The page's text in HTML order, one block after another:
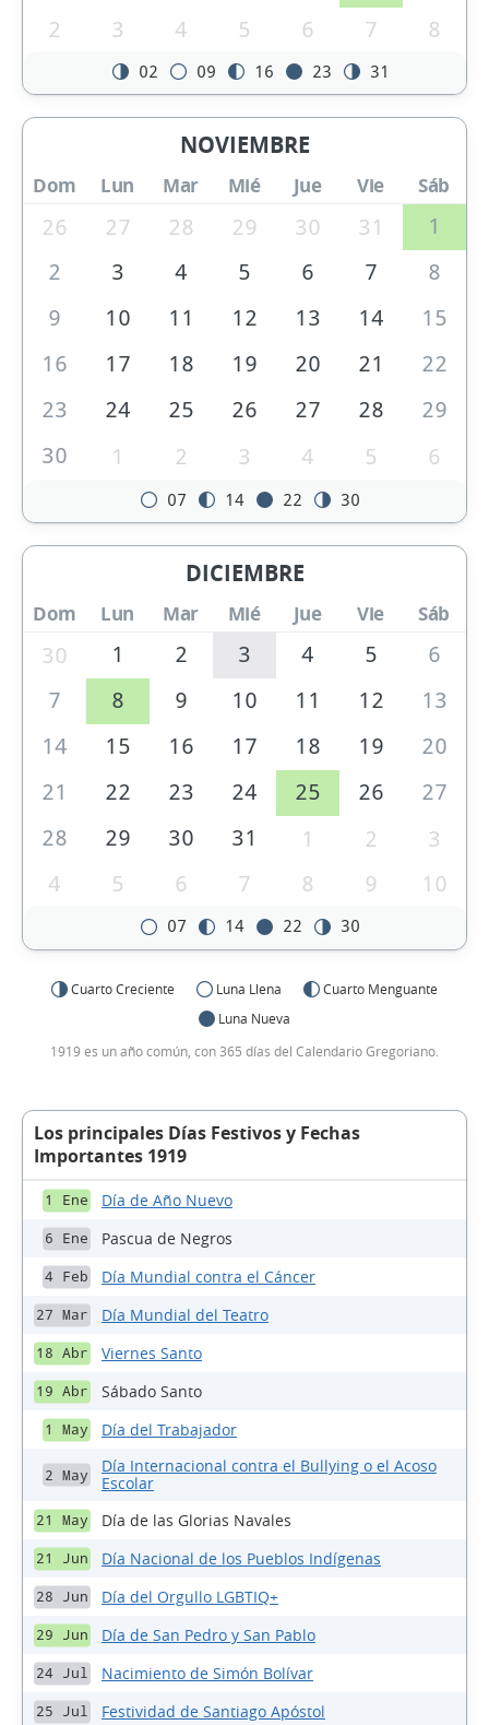
2
3 4 5 6 7 8
02 09 16 23 31
NOVIEMBRE
Dom Lun Mar Mié Jue Vie Sáb
26 27 28 29 30 31
1
2
3 4 5 6 7
8
9
10 11 12 13 14
15
16
17 18 19 20 21
22
23
24 25 26 27 28
29
30
1 2 3 4 5 6
07 14 22 30
DICIEMBRE
Dom Lun Mar Mié Jue Vie Sáb
30 1 2 3 4 5
6
7
8 9 10 11 12
13
14
15 16 17 18 19
20
21
22 23 24 25 26
27
28
29 30 31 1 2
3
4
5 6 7 8 9 10
07 14 22 30
Cuarto Creciente Luna Llena
Cuarto Menguante
Luna Nueva
1919 es un año común, con 365 días del Calendario Gregoriano.
Los principales Días Festivos y Fechas
Importantes 1919
1 Ene Día de Año Nuevo
6 Ene Pascua de Negros
4 Feb Día Mundial contra el Cáncer
27 Mar Día Mundial del Teatro
18 Abr Viernes Santo
19 Abr Sábado Santo
1 May Día del Trabajador
2 May
Día Internacional contra el Bullying o el Acoso
Escolar
21 May Día de las Glorias Navales
21 Jun Día Nacional de los Pueblos Indígenas
28 Jun Día del Orgullo LGBTIQ+
29 Jun Día de San Pedro y San Pablo
24 Jul Nacimiento de Simón Bolívar
25 Jul Festividad de Santiago Apóstol